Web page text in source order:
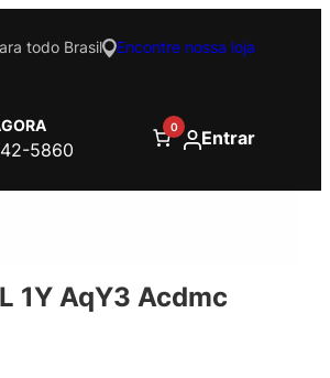
todo Brasil Encontre nossa loja
5860
0 Entrar
1Y AqY3 Acdmc